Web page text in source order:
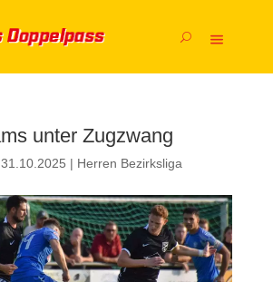
unter Zugzwang
31.10.2025 | Herren Bezirksliga